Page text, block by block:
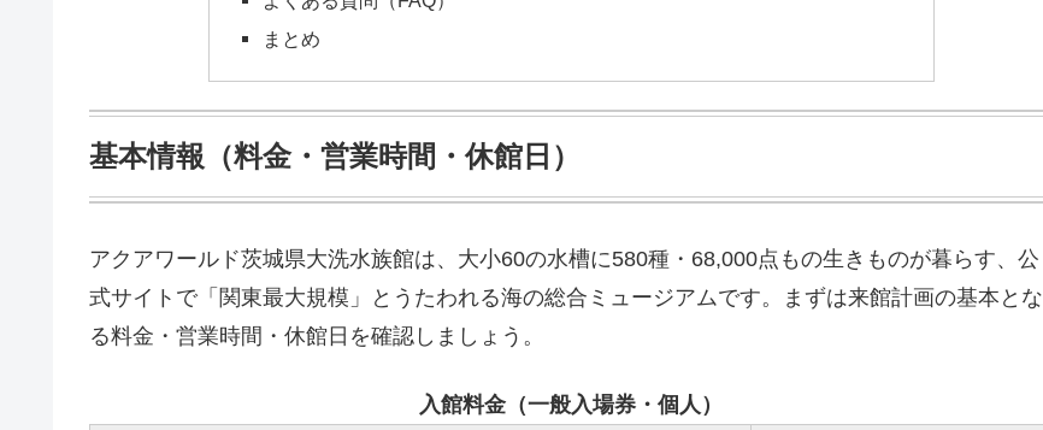
まとめ
基本情報（料金・営業時間・休館日）
アクアワールド茨城県大洗水族館は、大小60の水槽に580種・68,000点もの生きものが暮らす、公
式サイトで「関東最大規模」とうたわれる海の総合ミュージアムです。まずは来館計画の基本とな
る料金・営業時間・休館日を確認しましょう。
入館料金（一般入場券・個人）